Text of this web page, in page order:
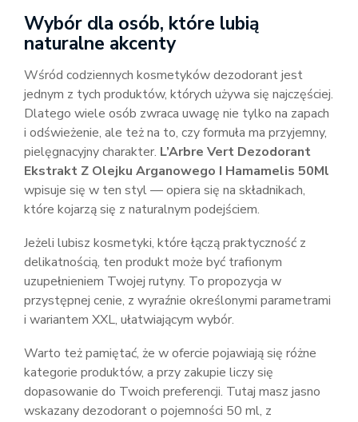
Wybór dla osób, które lubią
naturalne akcenty
Wśród codziennych kosmetyków dezodorant jest
jednym z tych produktów, których używa się najczęściej.
Dlatego wiele osób zwraca uwagę nie tylko na zapach
i odświeżenie, ale też na to, czy formuła ma przyjemny,
pielęgnacyjny charakter. L’Arbre Vert Dezodorant
Ekstrakt Z Olejku Arganowego I Hamamelis 50Ml
wpisuje się w ten styl — opiera się na składnikach,
które kojarzą się z naturalnym podejściem.
Jeżeli lubisz kosmetyki, które łączą praktyczność z
delikatnością, ten produkt może być trafionym
uzupełnieniem Twojej rutyny. To propozycja w
przystępnej cenie, z wyraźnie określonymi parametrami
i wariantem XXL, ułatwiającym wybór.
Warto też pamiętać, że w ofercie pojawiają się różne
kategorie produktów, a przy zakupie liczy się
dopasowanie do Twoich preferencji. Tutaj masz jasno
wskazany dezodorant o pojemności 50 ml, z